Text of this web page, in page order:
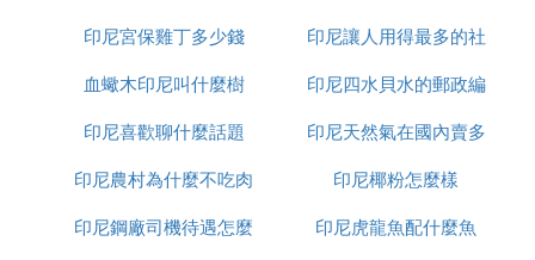
有轉彎， 突然有個舉著紅色小旗子的人出現在對面
車道，伸手把對向的車輛攔住，留出一條口子示意讓
我們轉彎，我問司機他們是什麼人，司機說待會你就
隨著我們的車轉彎，那個人就一直跟在我們的車子旁
邊，轉過彎後，他就伸手向司機要錢，原來在當地很
多人以此為生，付了一些小費後，那個人就笑著離開
尼
印尼宮保雞丁多少錢
印尼讓人用得最多的社
交軟體是什麼意思
血蠍木印尼叫什麼樹
印尼四水貝水的郵政編
碼是多少
印尼喜歡聊什麼話題
印尼天然氣在國內賣多
少錢
印尼農村為什麼不吃肉
印尼椰粉怎麼樣
印尼鋼廠司機待遇怎麼
印尼虎龍魚配什麼魚